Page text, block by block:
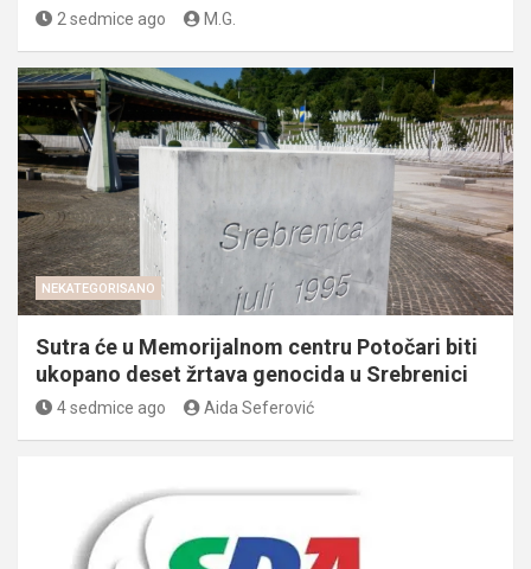
2 sedmice ago M.G.
NEKATEGORISANO
Sutra će u Memorijalnom centru Potočari biti
ukopano deset žrtava genocida u Srebrenici
4 sedmice ago Aida Seferović